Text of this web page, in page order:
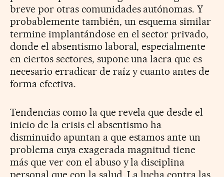
breve por otras comunidades autónomas. Y
probablemente también, un esquema similar
termine implantándose en el sector privado,
donde el absentismo laboral, especialmente
en ciertos sectores, supone una lacra que es
necesario erradicar de raíz y cuanto antes de
forma efectiva.
Tendencias como la que revela que desde el
inicio de la crisis el absentismo ha
disminuido apuntan a que estamos ante un
problema cuya exagerada magnitud tiene
más que ver con el abuso y la disciplina
personal que con la salud. La lucha contra las